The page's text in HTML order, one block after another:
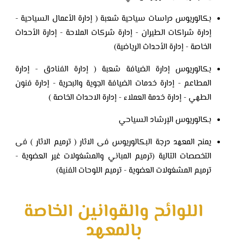
بكالوريوس دراسات سياحية شعبة ( إدارة الأعمال السياحية -
إدارة شراكات الطيران - إدارة شركات الملاحة - إدارة الأحداث
الخاصة - إدارة الأحداث الرياضية)
بكالوريوس إدارة الضيافة شعبة ( إدارة الفنادق - إدارة
المطاعم - إدارة خدمات الضيافة الجوية والبحرية - إدارة فنون
الطهي - إدارة خدمة العملاء - إدارة الاحداث الخاصة )
بكالوريوس الإرشاد السياحي
يمنح المعهد درجة البكالوريوس فى الاثار ( ترميم الاثار ) فى
التخصصات التالية (ترميم المباني والمشغولات غير العضوية -
ترميم المشغولات العضوية - ترميم اللوحات الفنية)
اللوائح والقوانين الخاصة
بالمعهد